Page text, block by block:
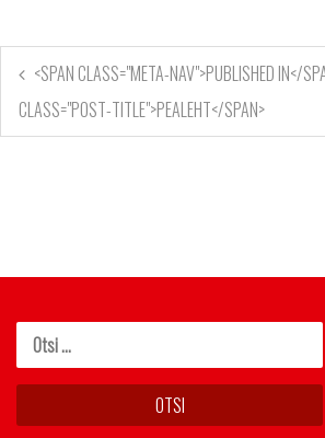
<SPAN CLASS="META-NAV">PUBLISHED IN</
CLASS="POST-TITLE">PEALEHT</SPAN>